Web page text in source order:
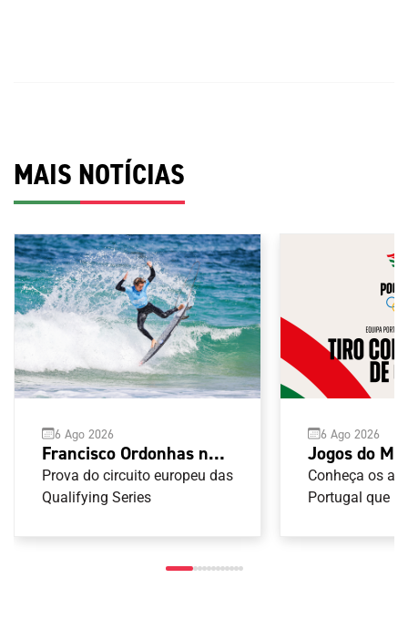
MAIS NOTÍCIAS
6 Ago 2026
Francisco Ordonhas no
pódio do YETI Pro de
Surf
Prova do circuito europeu das
Qualifying Series
6 Ago 2026
Jogos do
Taranto
Armas de
Conheça os
Portugal que
Armas de Caça